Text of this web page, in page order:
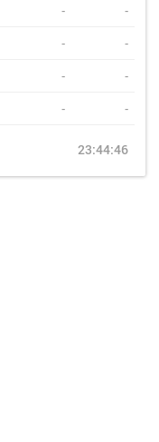
- -
- -
- -
- -
23:44:46